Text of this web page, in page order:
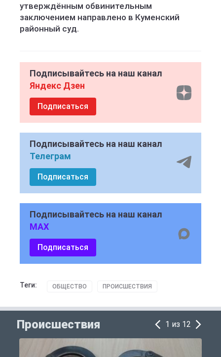
утверждённым обвинительным
заключением направлено в Куменский
районный суд.
Подписывайтесь на наш канал
Яндекс Дзен
Подписаться
Подписывайтесь на наш канал
Телеграм
Подписаться
Подписывайтесь на наш канал
MAX
Подписаться
Теги: ОБЩЕСТВО ПРОИСШЕСТВИЯ
Происшествия 1 из 12